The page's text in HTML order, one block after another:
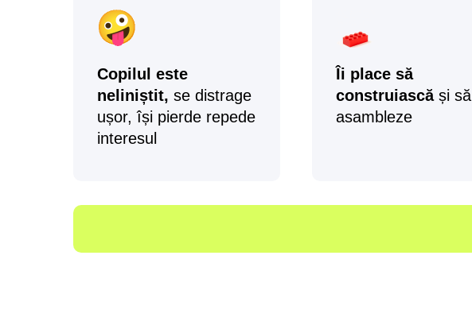
Copilul este
neliniștit, se distrage
ușor, își pierde repede
interesul
Îi place să
construiască și să
asambleze